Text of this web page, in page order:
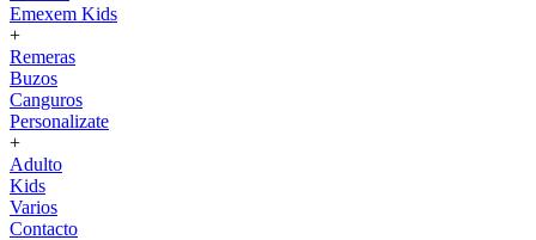
Emexem Kids
+
Remeras
Buzos
Canguros
Personalizate
+
Adulto
Kids
Varios
Contacto